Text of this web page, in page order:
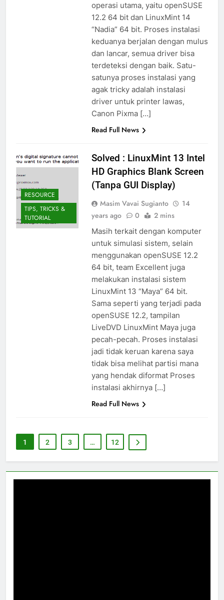
operasi utama, yaitu openSUSE
12.2 64 bit dan LinuxMint 14
“Nadia” 64 bit. Proses instalasi
keduanya berjalan dengan mulus
dan lancar, semua driver bisa
terdeteksi dengan baik. Satu-
satunya proses instalasi yang
agak tricky adalah instalasi
driver untuk printer lawas,
Canon Pixma […]
Read Full News
RESOURCE
TIPS, TRICKS &
TUTORIAL
Solved : LinuxMint 13 Intel
HD Graphics Blank Screen
(Tanpa GUI Display)
Masim Vavai Sugianto
14
years ago
0 2 mins
Masih terkait dengan komputer
untuk simulasi sistem, selain
menggunakan openSUSE 12.2
64 bit, team Excellent juga
melakukan instalasi sistem
LinuxMint 13 “Maya” 64 bit.
Sama seperti yang terjadi pada
openSUSE 12.2, tampilan
LiveDVD LinuxMint Maya juga
pecah-pecah. Proses instalasi
jadi tidak keruan karena saya
tidak bisa melihat partisi mana
yang hendak diformat Proses
instalasi akhirnya […]
Read Full News
1 2 3 … 12